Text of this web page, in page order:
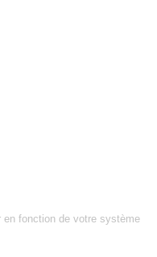
en fonction de votre système